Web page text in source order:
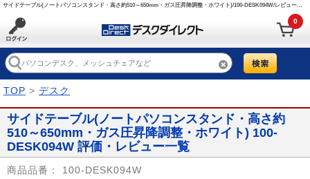
サイドテーブル(ノートパソコンスタンド・高さ約510～650mm・ガス圧昇降調整・ホワイト)/100-DESK094W/レビュークチコミ評価 【デスクダイレクト】
0
TOP > デスク
サイドテーブル(ノートパソコンスタンド・高さ約
510～650mm・ガス圧昇降調整・ホワイト) 100-
DESK094W 評価・レビュー一覧
商品品番：
100-DESK094W